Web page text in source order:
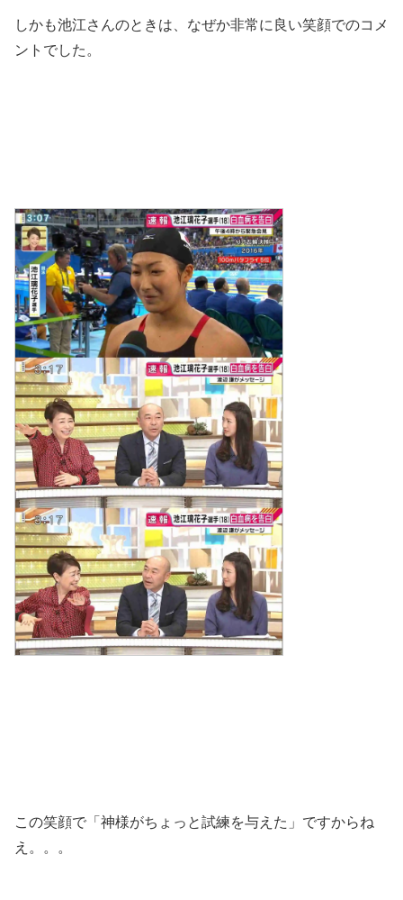
しかも池江さんのときは、なぜか非常に良い笑顔でのコメ
ントでした。
この笑顔で「神様がちょっと試練を与えた」ですからね
え。。。